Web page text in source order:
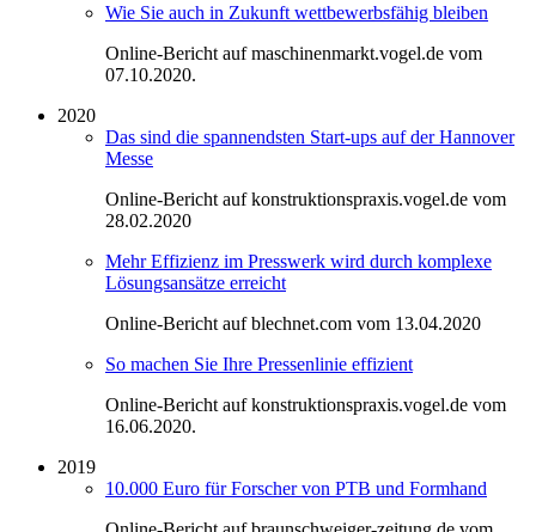
Wie Sie auch in Zukunft wettbewerbsfähig bleiben
Online-Bericht auf maschinenmarkt.vogel.de vom
07.10.2020.
2020
Das sind die spannendsten Start-ups auf der Hannover
Messe
Online-Bericht auf konstruktionspraxis.vogel.de vom
28.02.2020
Mehr Effizienz im Presswerk wird durch komplexe
Lösungsansätze erreicht
Online-Bericht auf blechnet.com vom 13.04.2020
So machen Sie Ihre Pressenlinie effizient
Online-Bericht auf konstruktionspraxis.vogel.de vom
16.06.2020.
2019
10.000 Euro für Forscher von PTB und Formhand